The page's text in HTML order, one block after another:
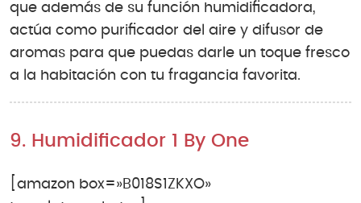
que además de su función humidificadora,
actúa como purificador del aire y difusor de
aromas para que puedas darle un toque fresco
a la habitación con tu fragancia favorita.
9. Humidificador 1 By One
[amazon box=»B018S1ZKXO»